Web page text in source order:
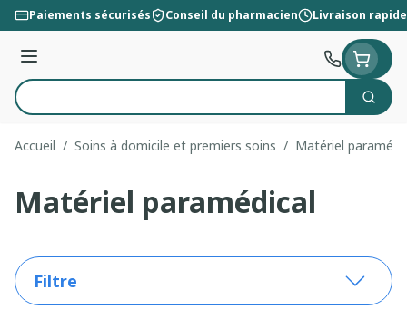
Aller au contenu
Paiements sécurisés Conseil du pharmacien Livraison rapide
Menu
Rechercher
Accueil / Soins à domicile et premiers soins / Matériel
Matériel paramédical
Filtre